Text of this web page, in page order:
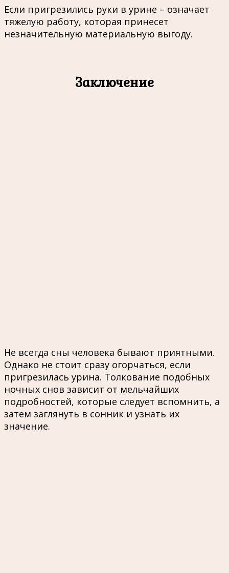
Если пригрезились руки в урине – означает
тяжелую работу, которая принесет
незначительную материальную выгоду.
Заключение
Не всегда сны человека бывают приятными.
Однако не стоит сразу огорчаться, если
пригрезилась урина. Толкование подобных
ночных снов зависит от мельчайших
подробностей, которые следует вспомнить, а
затем заглянуть в сонник и узнать их
значение.